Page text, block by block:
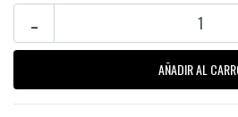
-